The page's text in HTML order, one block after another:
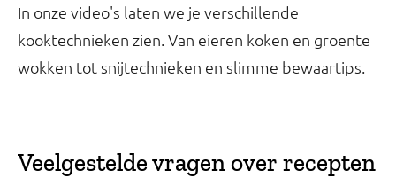
In onze video's laten we je verschillende
kooktechnieken zien. Van eieren koken en groente
wokken tot snijtechnieken en slimme bewaartips.
Veelgestelde vragen over recepten